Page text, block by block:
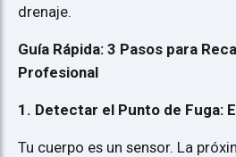
drenaje.
Guía Rápida: 3 Pasos para
Profesional
1. Detectar el Punto de Fuga:
Tu cuerpo es un sensor. La